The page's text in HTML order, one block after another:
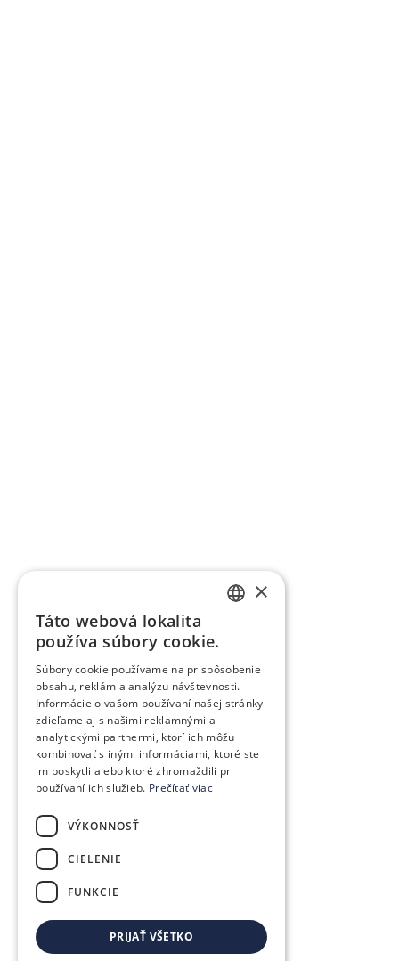
CZECH
POLISH
HUNGARIAN
×
Táto webová lokalita
používa súbory cookie.
Súbory cookie používame na prispôsobenie
obsahu, reklám a analýzu návštevnosti.
Informácie o vašom používaní našej stránky
zdieľame aj s našimi reklamnými a
analytickými partnermi, ktorí ich môžu
kombinovať s inými informáciami, ktoré ste
im poskytli alebo ktoré zhromaždili pri
používaní ich služieb. Prečítať viac
VÝKONNOSŤ
CIELENIE
FUNKCIE
PRIJAŤ VŠETKO